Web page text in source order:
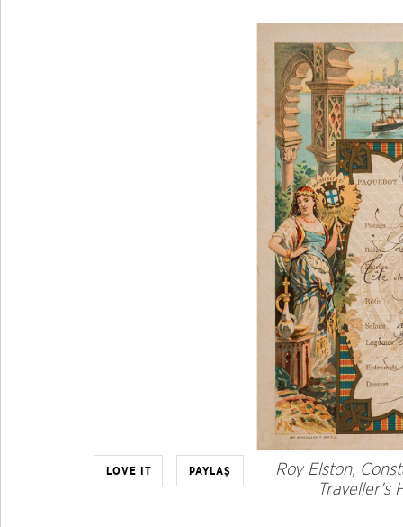
LOVE IT PAYLAŞ
Roy Elston,
Traveller's